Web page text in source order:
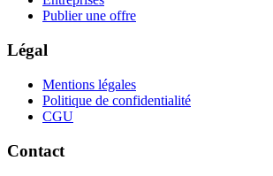
Publier une offre
Légal
Mentions légales
Politique de confidentialité
CGU
Contact